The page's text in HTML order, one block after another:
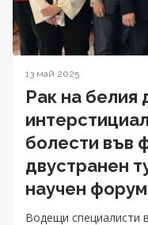
13 май 2025
Рак на белия
болести във
двустранен
научен форум
Водещи специалисти